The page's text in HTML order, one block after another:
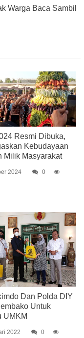
Warga Baca Sambil
Resmi Dibuka,
Kebudayaan
Milik Masyarakat
2024
0
Dan Polda DIY
Untuk
UMKM
2022
0